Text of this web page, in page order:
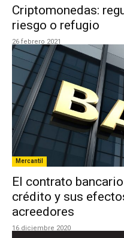
Criptomonedas:
riesgo o refugio
26 febrero 2021
Mercantil
El contrato
crédito y sus
acreedores
16 diciembre 2020